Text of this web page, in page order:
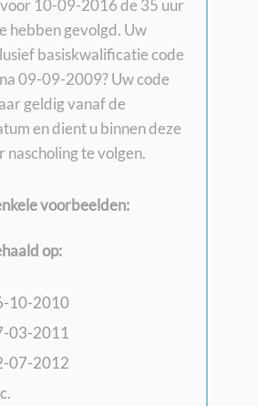
10-09-2016 de 35 uur
hebben gevolgd. Uw
basiskwalificatie code
09-09-2009? Uw code
geldig vanaf de
en dient u binnen deze
nascholing te volgen.
voorbeelden:
op:
10-2010
03-2011
07-2012